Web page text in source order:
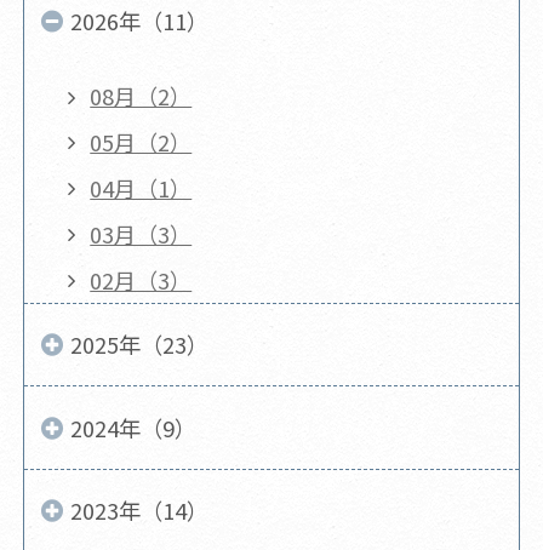
2026年（11）
08月（2）
05月（2）
04月（1）
03月（3）
02月（3）
2025年（23）
2024年（9）
2023年（14）